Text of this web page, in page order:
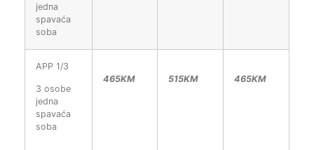
jedna
spavaća
soba
APP 1/3
3 osobe
jedna
spavaća
soba
465KM 515KM 465KM